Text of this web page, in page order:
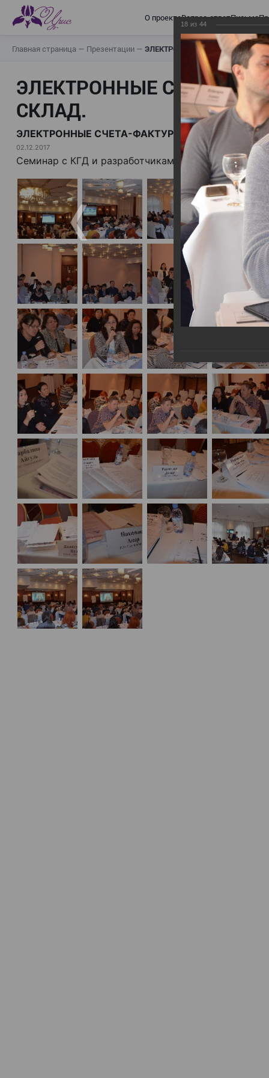
О проектеВопрос-ответПисьма
Главная страница — Презентации — ЭЛЕКТРОННЫЕ СЧЕТА-
ЭЛЕКТРОННЫЕ СЧЕТА-
СКЛАД.
ЭЛЕКТРОННЫЕ СЧЕТА-ФАКТУРЫ. ВИРТУАЛЬНЫЙ
02.12.2017
Семинар с КГД и разработчиками
18 из 44